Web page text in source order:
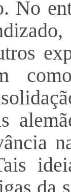
No
da